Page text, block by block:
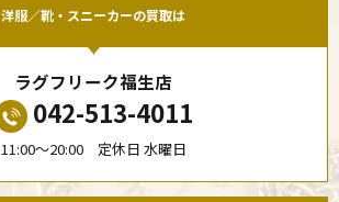
洋服／靴・スニーカーの買取は
ラグフリーク福生店
042-513-4011
11:00〜20:00 定休日 水曜日